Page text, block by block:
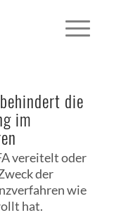
die
im
vereitelt oder
der
wie
hat.